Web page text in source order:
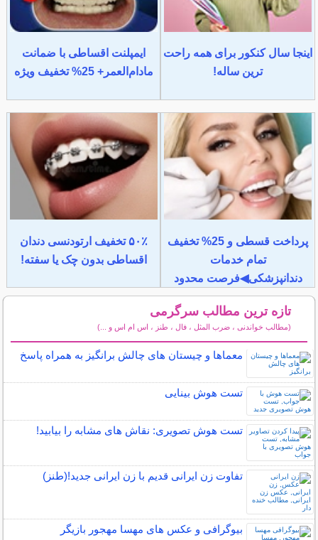
اینجا سال کنکور برای همه راحت
ترین ساله!
ایمپلنت اقساطی با ضمانت
مادام‌العمر+ 25% تخفیف ویژه
پرداخت قسطی و 25% تخفیف
تمام خدمات
دندانپزشکی◀فرصت محدود
۵۰٪ تخفیف ارتودنسی دندان
اقساطی بدون چک یا سفته!
تازه ترین مطالب سرگرمی
(مطالب خواندنی ، ضرب المثل ، فال ، طنز ، اس ام اس و ...)
معماها و چیستان های چالش برانگیز به همراه پاسخ
تست هوش بینایی
تست هوش تصویری: نقاش های مشابه را بیابید!
تفاوت زن ایرانی قدیم با زن ایرانی جدید!(طنز)
بیوگرافی و عکس های مهسا مهجور بازیگر